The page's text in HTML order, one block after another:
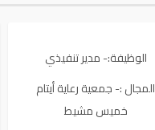
الوظيفة:- مدير تنفيذي
المجال :- جمعية رعاية أيتام
خميس مشيط